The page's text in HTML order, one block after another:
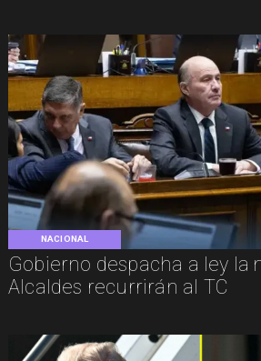
NACIONAL
Gobierno despacha a ley la
Alcaldes recurrirán al TC